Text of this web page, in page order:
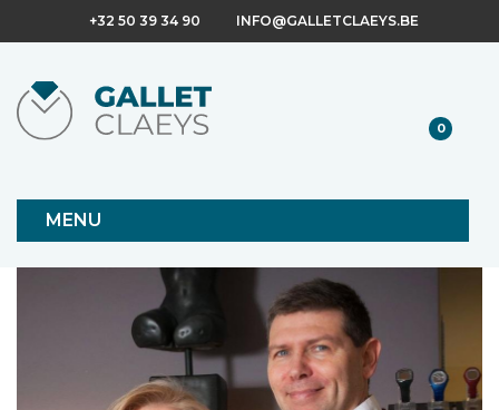
+32 50 39 34 90 INFO@GALLETCLAEYS.BE
0
MENU